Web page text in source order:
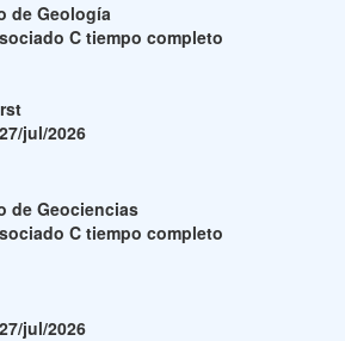
de Geología
C tiempo completo
27/jul/2026
de Geociencias
C tiempo completo
27/jul/2026